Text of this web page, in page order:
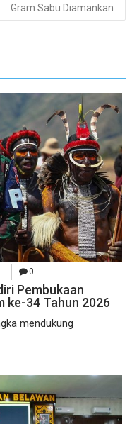
Gram Sabu Diamankan
0
Pembukaan
ke-34 Tahun 2026
mendukung